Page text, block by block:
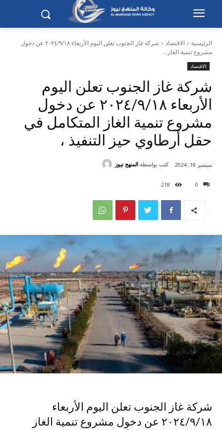
الرئيسية الاقتصاد
شركة غاز الجنوب تعلن اليوم الأربعاء ٢٠٢٤/٩/١٨ عن دخول
مشروع تنمية الغاز...
الاقتصاد
شركة غاز الجنوب تعلن اليوم
الأربعاء ٢٠٢٤/٩/١٨ عن دخول
مشروع تنمية الغاز المتكامل في
حقل أرطاوي حيز التنفيذ ،
0
218
سبتمبر 18, 2024 كتب بواسطة المنهج نيوز
شركة غاز الجنوب تعلن اليوم الأربعاء
٢٠٢٤/٩/١٨ عن دخول مشروع تنمية الغاز